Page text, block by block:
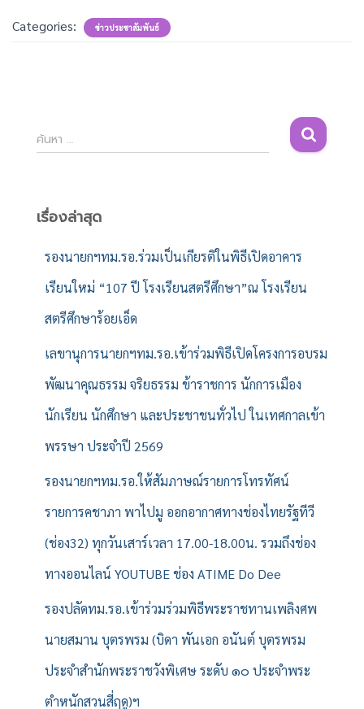
Categories: ข่าวประชาสัมพันธ์
ค้
น
สำ
ค้นหา …
เรื่องล่าสุด
รองนายกฯทม.รอ.ร่วมเป็นเกียรติในพิธีเปิดอาคาร
เรียนใหม่ “107 ปี โรงเรียนสตรีศึกษา”ณ โรงเรียน
สตรีศึกษาร้อยเอ็ด
เลขานุการนายกฯทม.รอ.เข้าร่วมพิธีเปิดโครงการอบรม
พัฒนาคุณธรรม จริยธรรม ข้าราชการ นักการเมือง
นักเรียน นักศึกษา และประชาชนทั่วไป ในเทศกาลเข้า
พรรษา ประจำปี 2569
รองนายกฯทม.รอ.ให้สัมภาษณ์รายการโทรทัศน์
รายการคชาภา พาไปมู ออกอากาศทางช่องไทยรัฐทีวี
(ช่อง32) ทุกวันเสาร์เวลา 17.00-18.00น. รวมถึงช่อง
ทางออนไลน์ YOUTUBE ช่อง ATIME Do Dee
รองปลัดทม.รอ.เข้าร่วมร่วมพิธีพระราชทานเพลิงศพ
นายสมาน บุตรพรม (บิดา พันเอก อนันต์ บุตรพรม
ประจำสำนักพระราชวังพิเศษ ระดับ ๑๐ ประจำพระ
ตำหนักสวนสี่ฤดู)ฯ